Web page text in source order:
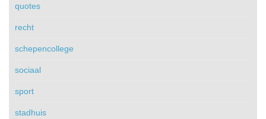
quotes
recht
schepencollege
sociaal
sport
stadhuis